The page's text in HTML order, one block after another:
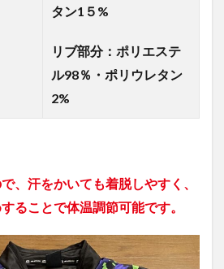
タン1５%
リブ部分：ポリエステ
ル98％・ポリウレタン
2%
、汗をかいても着脱しやすく、
ることで体温調節可能です。